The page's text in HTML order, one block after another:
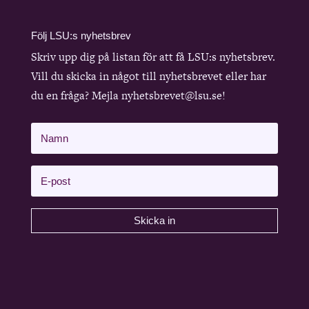
Följ LSU:s nyhetsbrev
Skriv upp dig på listan för att få LSU:s nyhetsbrev.
Vill du skicka in något till nyhetsbrevet eller har
du en fråga? Mejla nyhetsbrevet@lsu.se!
Skicka in